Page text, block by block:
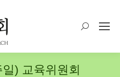
Search:
) 교육위원회